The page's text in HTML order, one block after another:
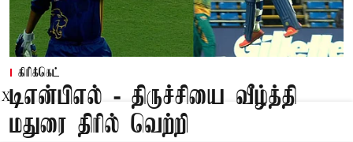
கிரிக்கெட்
டிஎன்பிஎல் - திருச்சியை வீழ்த்தி
மதுரை திரில் வெற்றி
X